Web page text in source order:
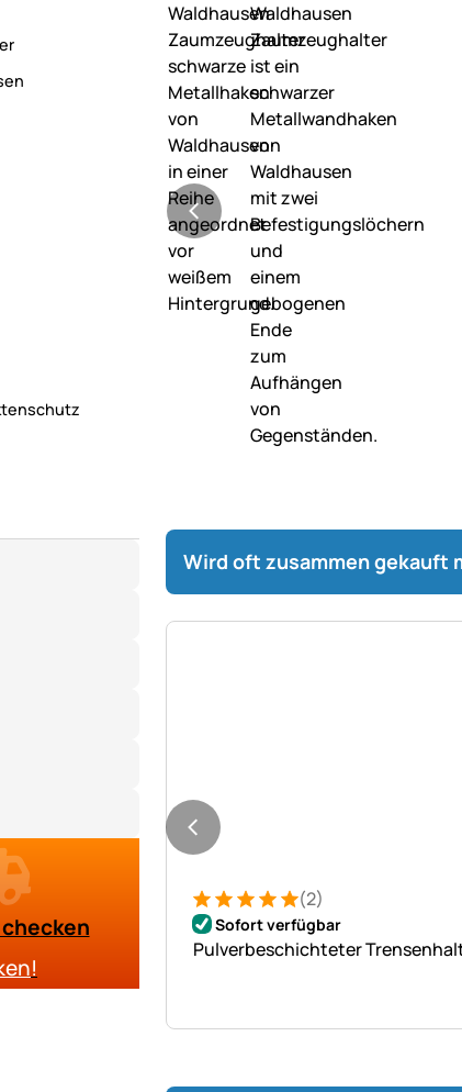
!
Wird oft zusammen gekauft
Bewertung: 5 von 5 (2
2 Bewertungen
(2)
Sofort verfügbar
Pulverbeschichteter